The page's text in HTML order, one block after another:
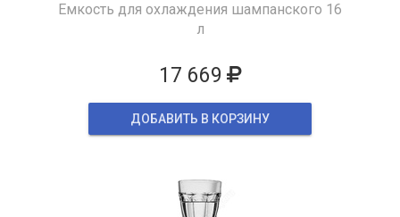
Емкость для охлаждения шампанского 16
л
17 669
ДОБАВИТЬ В КОРЗИНУ